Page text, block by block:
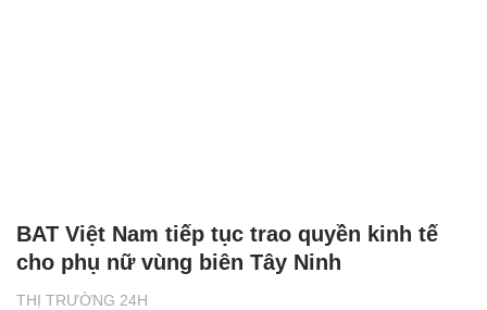
THỊ TRƯỜNG 24H
BAT Việt Nam tiếp tục trao quyền kinh tế
cho phụ nữ vùng biên Tây Ninh